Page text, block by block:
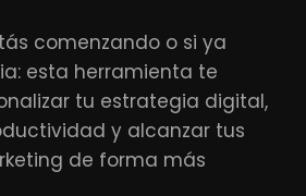
comenzando o si ya
esta herramienta te
tu estrategia digital,
y alcanzar tus
de forma más